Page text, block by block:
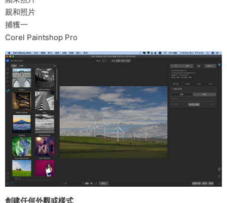
親和照片
捕獲一
Corel Paintshop Pro
創建任何外觀或樣式